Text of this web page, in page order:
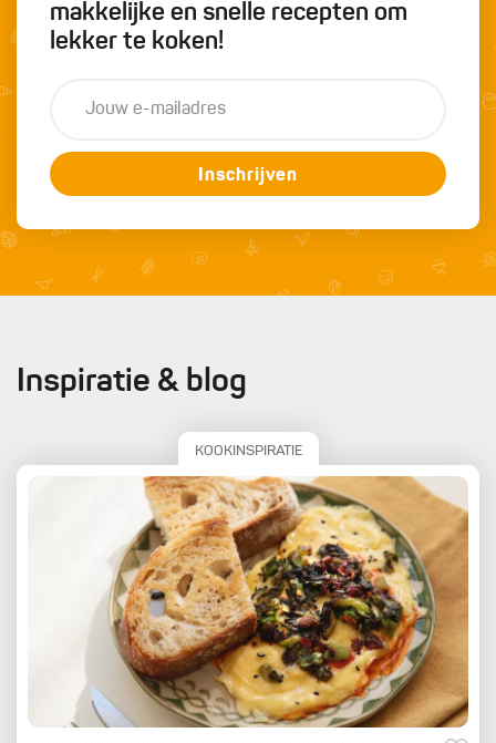
makkelijke en snelle recepten om
lekker te koken!
Inschrijven
Inspiratie & blog
KOOKINSPIRATIE